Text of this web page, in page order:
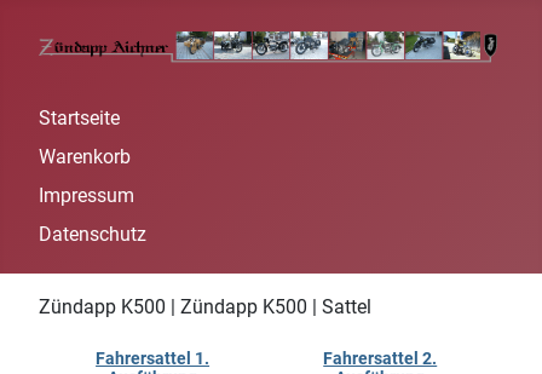
Startseite
Warenkorb
Impressum
Datenschutz
Zündapp K500 | Zündapp K500 | Sattel
Fahrersattel 1.
Fahrersattel 2.